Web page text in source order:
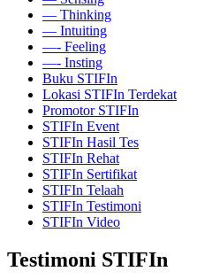
— Thinking
— Intuiting
—- Feeling
—- Insting
Buku STIFIn
Lokasi STIFIn Terdekat
Promotor STIFIn
STIFIn Event
STIFIn Hasil Tes
STIFIn Rehat
STIFIn Sertifikat
STIFIn Telaah
STIFIn Testimoni
STIFIn Video
Testimoni STIFIn